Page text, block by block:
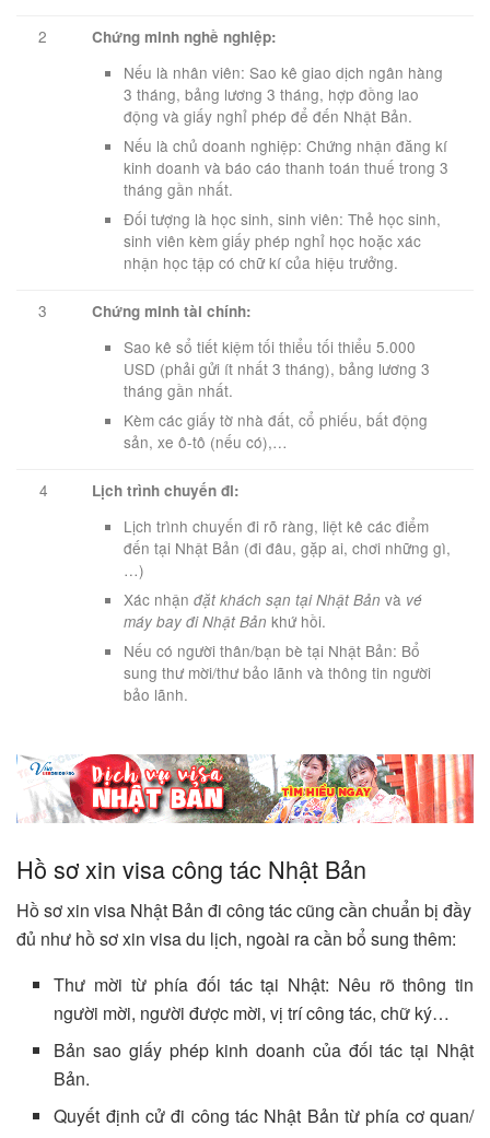
2 Chứng minh nghề nghiệp:
Nếu là nhân viên: Sao kê giao dịch ngân hàng
3 tháng, bảng lương 3 tháng, hợp đồng lao
động và giấy nghỉ phép để đến Nhật Bản.
Nếu là chủ doanh nghiệp: Chứng nhận đăng kí
kinh doanh và báo cáo thanh toán thuế trong 3
tháng gần nhất.
Đối tượng là học sinh, sinh viên: Thẻ học sinh,
sinh viên kèm giấy phép nghỉ học hoặc xác
nhận học tập có chữ kí của hiệu trưởng.
3 Chứng minh tài chính:
Sao kê sổ tiết kiệm tối thiểu tối thiểu 5.000
USD (phải gửi ít nhất 3 tháng), bảng lương 3
tháng gần nhất.
Kèm các giấy tờ nhà đất, cổ phiếu, bất động
sản, xe ô-tô (nếu có),…
4 Lịch trình chuyến đi:
Lịch trình chuyến đi rõ ràng, liệt kê các điểm
đến tại Nhật Bản (đi đâu, gặp ai, chơi những gì,
…)
Xác nhậnđặt khách sạn tại Nhật Bản và vé
máy bay đi Nhật Bản khứ hồi.
Nếu có người thân/bạn bè tại Nhật Bản: Bổ
sung thư mời/thư bảo lãnh và thông tin người
bảo lãnh.
Hồ sơ xin visa công tác Nhật Bản
Hồ sơ xin visa Nhật Bản đi công tác cũng cần chuẩn bị đầy
đủ như hồ sơ xin visa du lịch, ngoài ra cần bổ sung thêm:
Thư mời từ phía đối tác tại Nhật: Nêu rõ thông tin
người mời, người được mời, vị trí công tác, chữ ký…
Bản sao giấy phép kinh doanh của đối tác tại Nhật
Bản.
Quyết định cử đi công tác Nhật Bản từ phía cơ quan/